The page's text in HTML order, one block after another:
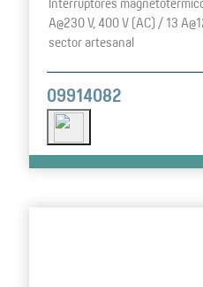
A@230 V, 400 V (AC) / 13
sector artesanal
09914082